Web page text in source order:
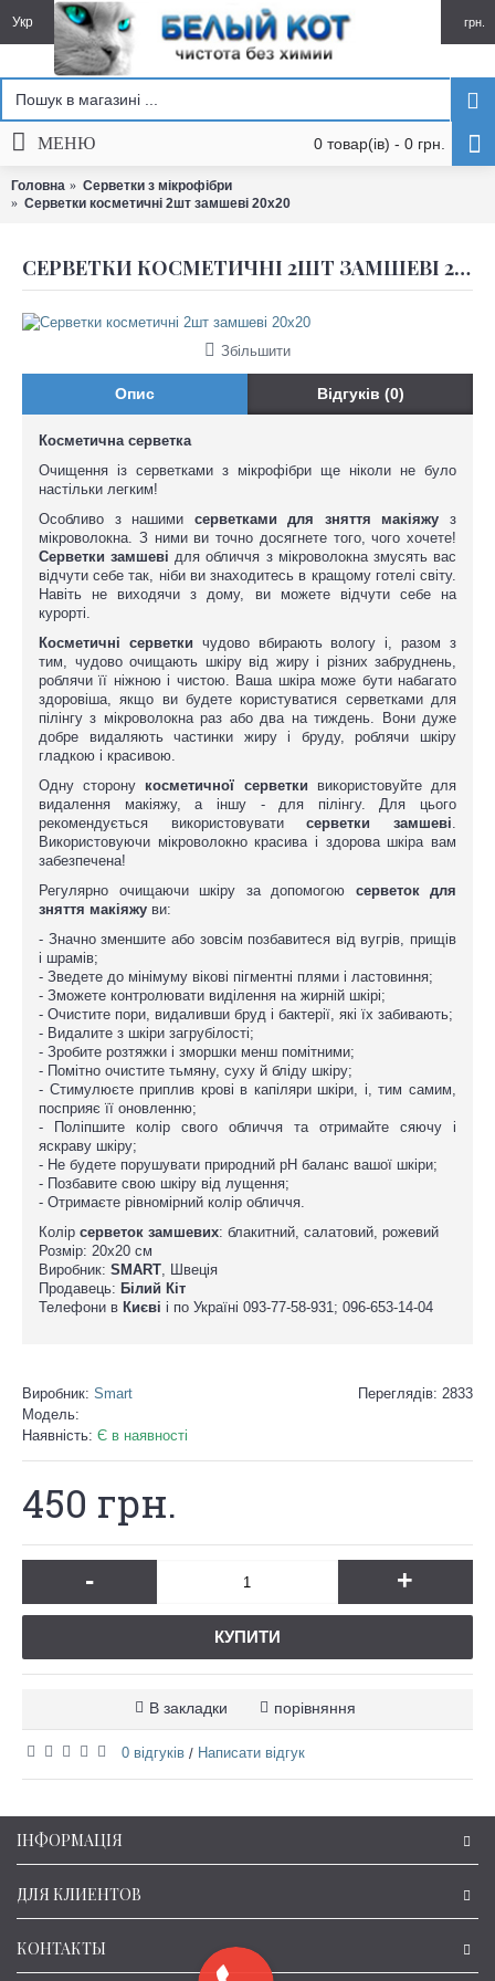
Укр грн.
0 товар(ів) - 0 грн.
МЕНЮ
Головна
Серветки з мікрофібри
Серветки косметичні 2шт замшеві 20x20
СЕРВЕТКИ КОСМЕТИЧНІ 2ШТ ЗАМШЕВІ 20X20
Збільшити
Опис Відгуків (0)
Косметична серветка
Очищення із серветками з мікрофібри ще ніколи не було
настільки легким!
Особливо з нашими серветками для зняття макіяжу з
мікроволокна. З ними ви точно досягнете того, чого хочете!
Серветки замшевідля обличчя з мікроволокна змусять вас
відчути себе так, ніби ви знаходитесь в кращому готелі світу.
Навіть не виходячи з дому, ви можете відчути себе на
курорті.
Косметичні серветки чудово вбирають вологу і, разом з
тим, чудово очищають шкіру від жиру і різних забруднень,
роблячи її ніжною і чистою. Ваша шкіра може бути набагато
здоровіша, якщо ви будете користуватися серветками для
пілінгу з мікроволокна раз або два на тиждень. Вони дуже
добре видаляють частинки жиру і бруду, роблячи шкіру
гладкою і красивою.
Одну сторону косметичної серветки використовуйте для
видалення макіяжу, а іншу - для пілінгу. Для цього
рекомендується використовуватисерветки замшеві.
Використовуючи мікроволокно красива і здорова шкіра вам
забезпечена!
Регулярно очищаючи шкіру за допомогою серветок для
зняття макіяжу ви:
- Значно зменшите або зовсім позбавитеся від вугрів, прищів
і шрамів;
- Зведете до мінімуму вікові пігментні плями і ластовиння;
- Зможете контролювати виділення на жирній шкірі;
- Очистите пори, видаливши бруд і бактерії, які їх забивають;
- Видалите з шкіри загрубілості;
- Зробите розтяжки і зморшки менш помітними;
- Помітно очистите тьмяну, суху й бліду шкіру;
- Стимулюєте приплив крові в капіляри шкіри, і, тим самим,
посприяє її оновленню;
- Поліпшите колір свого обличчя та отримайте сяючу і
яскраву шкіру;
- Не будете порушувати природний pH баланс вашої шкіри;
- Позбавите свою шкіру від лущення;
- Отримаєте рівномірний колір обличчя.
Колір серветок замшевих: блакитний, салатовий, рожевий
Розмір: 20х20 см
Виробник: SMART, Швеція
Продавець: Білий Кіт
Телефони в Києві і по Україні 093-77-58-931; 096-653-14-04
Переглядів: 2833
Виробник: Smart
Модель:
Наявність: Є в наявності
450 грн.
- +
КУПИТИ
В закладки порівняння
0 відгуків / Написати відгук
ІНФОРМАЦІЯ
ДЛЯ КЛИЕНТОВ
КОНТАКТЫ